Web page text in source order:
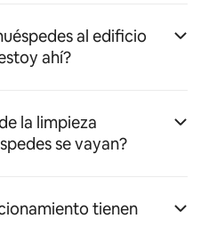
al edificio
ahí?
la limpieza
se vayan?
tienen